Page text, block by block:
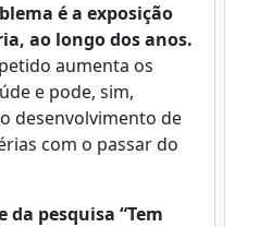
é a exposição
ao longo dos anos.
aumenta os
e pode, sim,
desenvolvimento de
com o passar do
da pesquisa “Tem